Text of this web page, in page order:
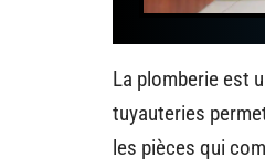
La plomberie est
tuyauteries
les pièces qui